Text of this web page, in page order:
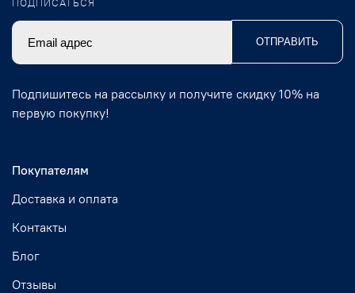
Покупателям
Доставка и оплата
Контакты
Блог
Отзывы
ОТПРАВИТЬ
Подпишитесь на рассылку и получите скидку 10% на
первую покупку!